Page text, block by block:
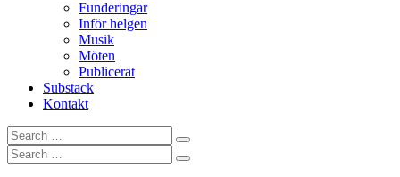
Funderingar
Inför helgen
Musik
Möten
Publicerat
Substack
Kontakt
Search
for:
Search
Search
for:
Search